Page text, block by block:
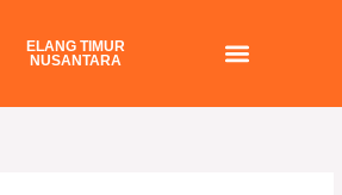
ELANG TIMUR
NUSANTARA